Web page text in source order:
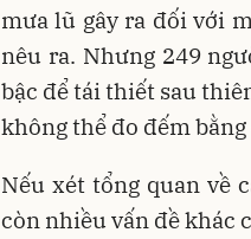
mưa lũ gây ra đối với
nêu ra. Nhưng 249
bậc để tái thiết sau
không thể đo đếm
Nếu xét tổng quan về
còn nhiều vấn đề khác